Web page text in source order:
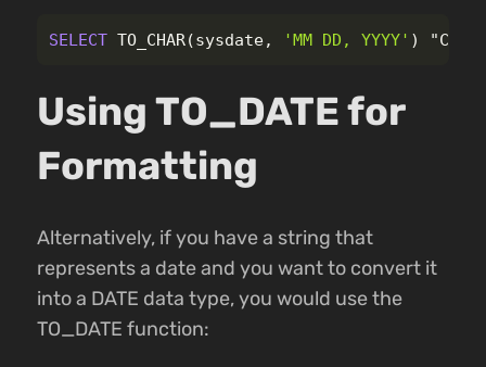
SELECT TO_CHAR(sysdate, 'MM DD, YYYY' )
Using TO_DATE for
Formatting
Alternatively, if you have a string that
represents a date and you want to convert it
into a DATE data type, you would use the
TO_DATE function: